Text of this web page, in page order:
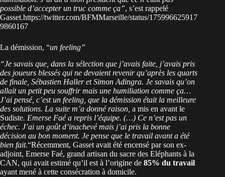
possible d’accepter un truc comme ça”, s’est rappelé
Gasset.https://twitter.com/BFMMarseille/status/175996625917
9860167
La démission, “un feeling”
“Je savais que, dans la sélection que j’avais faite, j’avais pris
des joueurs blessés qui ne devaient revenir qu’après les quarts
de finale, Sébastien Haller et Simon Adingra. Je savais qu’on
allait un petit peu souffrir mais une humiliation comme ça…
J’ai pensé, c’est un feeling, que la démission était la meilleure
des solutions. La suite m’a donné raison, a mis en avant le
Sudiste. Emerse Faé a repris l’équipe. (…) Ce n’est pas un
échec. J’ai un goût d’inachevé mais j’ai pris la bonne
décision au bon moment. Je pense que le travail avant a été
bien fait.“Récemment, Gasset avait été encensé par son ex-
adjoint, Emerse Faé, grand artisan du sacre des Eléphants à la
CAN, qui avait estimé qu’il est à l’origine de 85% du travail
ayant mené à cette consécration à domicile.